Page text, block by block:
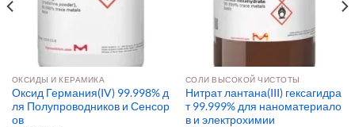
ОКСИДЫ И КЕРАМИКА
Оксид Германия(IV) 99.998% д
ля Полупроводников и Сенсор
ов
СОЛИ ВЫСОКОЙ ЧИСТОТЫ
Нитрат лантана(III) гексагидра
т 99.999% для наноматериало
в и электрохимии